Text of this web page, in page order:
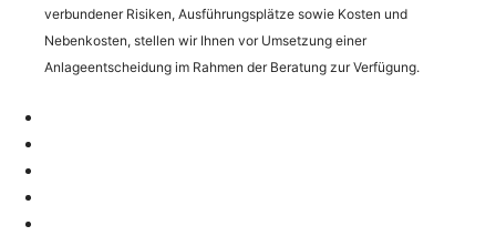
verbundener Risiken, Ausführungsplätze sowie Kosten und
Nebenkosten, stellen wir Ihnen vor Umsetzung einer
Anlageentscheidung im Rahmen der Beratung zur Verfügung.